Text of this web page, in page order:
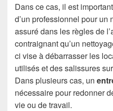
Dans ce cas, il est
d’un professionnel pour un
assuré dans les règles de
contraignant qu’un
ci vise à débarrasser les
utilisés et des salissures
Dans plusieurs cas, un
nécessaire pour redonner
vie ou de travail.